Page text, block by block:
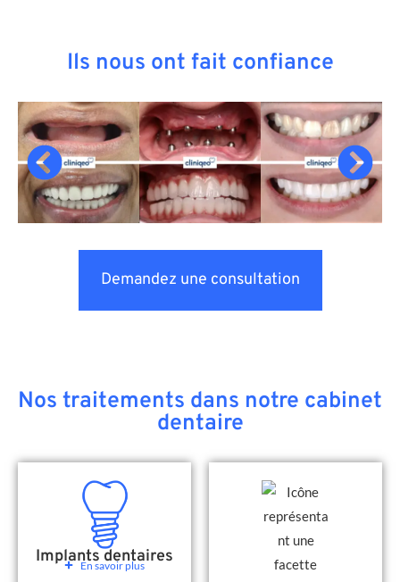
Ils nous ont fait confiance
Demandez une consultation
Nos traitements dans notre cabinet
dentaire
Implants dentaires
En savoir plus